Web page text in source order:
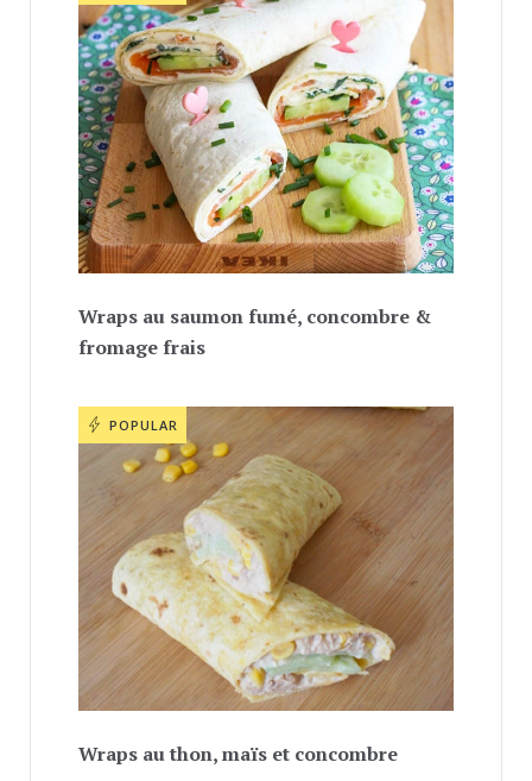
Wraps au saumon fumé, concombre &
fromage frais
POPULAR
Wraps au thon, maïs et concombre